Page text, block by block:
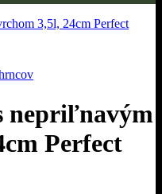
nepriľnavým
Perfect